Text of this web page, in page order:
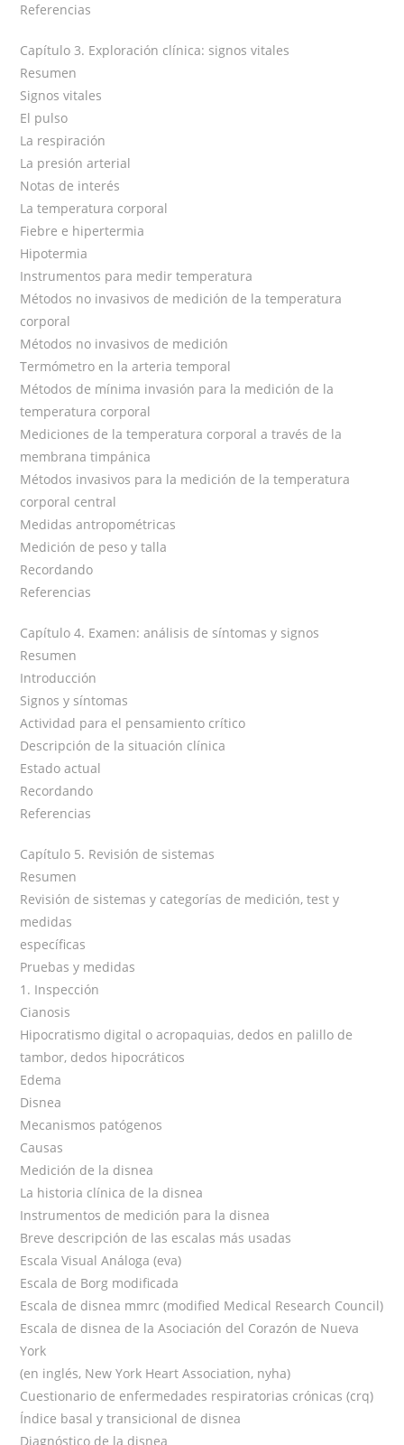
Referencias
Capítulo 3. Exploración clínica: signos vitales
Resumen
Signos vitales
El pulso
La respiración
La presión arterial
Notas de interés
La temperatura corporal
Fiebre e hipertermia
Hipotermia
Instrumentos para medir temperatura
Métodos no invasivos de medición de la temperatura
corporal
Métodos no invasivos de medición
Termómetro en la arteria temporal
Métodos de mínima invasión para la medición de la
temperatura corporal
Mediciones de la temperatura corporal a través de la
membrana timpánica
Métodos invasivos para la medición de la temperatura
corporal central
Medidas antropométricas
Medición de peso y talla
Recordando
Referencias
Capítulo 4. Examen: análisis de síntomas y signos
Resumen
Introducción
Signos y síntomas
Actividad para el pensamiento crítico
Descripción de la situación clínica
Estado actual
Recordando
Referencias
Capítulo 5. Revisión de sistemas
Resumen
Revisión de sistemas y categorías de medición, test y
medidas
específicas
Pruebas y medidas
1. Inspección
Cianosis
Hipocratismo digital o acropaquias, dedos en palillo de
tambor, dedos hipocráticos
Edema
Disnea
Mecanismos patógenos
Causas
Medición de la disnea
La historia clínica de la disnea
Instrumentos de medición para la disnea
Breve descripción de las escalas más usadas
Escala Visual Análoga (eva)
Escala de Borg modificada
Escala de disnea mmrc (modified Medical Research Council)
Escala de disnea de la Asociación del Corazón de Nueva
York
(en inglés, New York Heart Association, nyha)
Cuestionario de enfermedades respiratorias crónicas (crq)
Índice basal y transicional de disnea
Diagnóstico de la disnea